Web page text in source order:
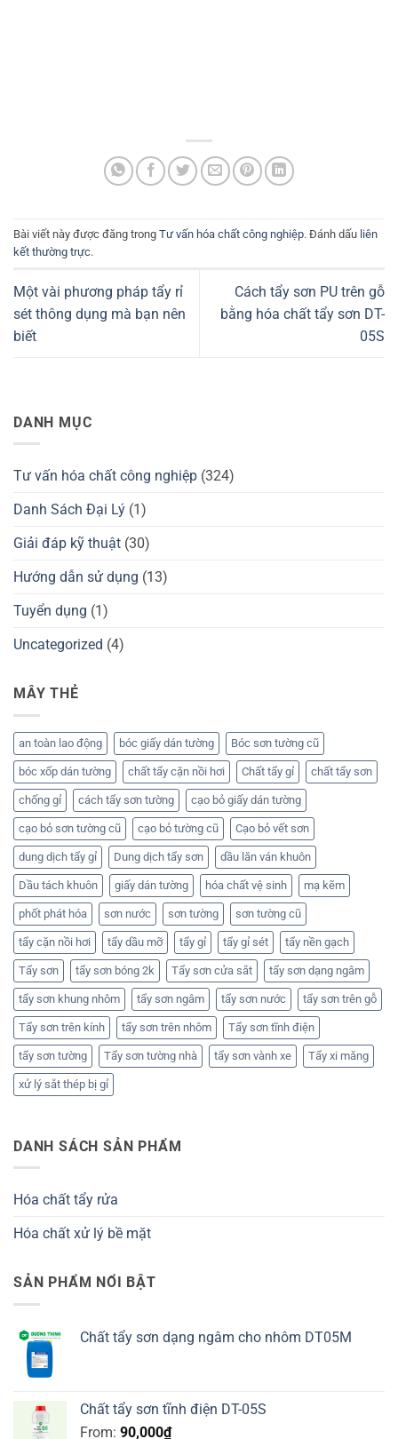
Bài viết này được đăng trong Tư vấn hóa chất công nghiệp. Đánh dấu liên
kết thường trực.
Một vài phương pháp tẩy rỉ
sét thông dụng mà bạn nên
biết
Cách tẩy sơn PU trên gỗ
bằng hóa chất tẩy sơn DT-
05S
DANH MỤC
Tư vấn hóa chất công nghiệp (324)
Danh Sách Đại Lý (1)
Giải đáp kỹ thuật (30)
Hướng dẫn sử dụng (13)
Tuyển dụng (1)
Uncategorized (4)
MÂY THẺ
an toàn lao động bóc giấy dán tường Bóc sơn tường cũ
bóc xốp dán tường chất tẩy cặn nồi hơi Chất tẩy gỉ chất tẩy sơn
chống gỉ cách tẩy sơn tường cạo bỏ giấy dán tường
cạo bỏ sơn tường cũ cạo bỏ tường cũ Cạo bỏ vết sơn
dung dịch tẩy gỉ Dung dịch tẩy sơn dầu lăn ván khuôn
Dầu tách khuôn giấy dán tường hóa chất vệ sinh mạ kẽm
phốt phát hóa sơn nước sơn tường sơn tường cũ
tẩy cặn nồi hơi tẩy dầu mỡ tẩy gỉ tẩy gỉ sét tẩy nền gạch
Tẩy sơn tẩy sơn bóng 2k Tẩy sơn cửa sắt tẩy sơn dạng ngâm
tẩy sơn khung nhôm tẩy sơn ngâm tẩy sơn nước tẩy sơn trên gỗ
Tẩy sơn trên kính tẩy sơn trên nhôm Tẩy sơn tĩnh điện
tẩy sơn tường Tẩy sơn tường nhà tẩy sơn vành xe Tẩy xi măng
xử lý sắt thép bị gỉ
DANH SÁCH SẢN PHẨM
Hóa chất tẩy rửa
Hóa chất xử lý bề mặt
SẢN PHẨM NỔI BẬT
Chất tẩy sơn dạng ngâm cho nhôm DT05M
Chất tẩy sơn tĩnh điện DT-05S
From: 90,000₫